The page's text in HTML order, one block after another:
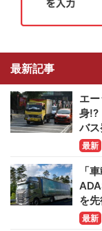
最新記事
エ
身!?
バ
最新
「
を先
最新